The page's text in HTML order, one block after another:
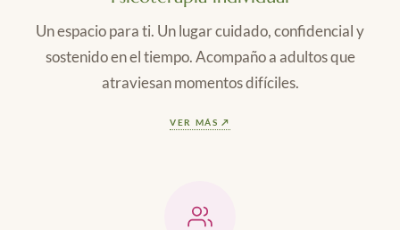
Un espacio para ti. Un lugar cuidado, confidencial y
sostenido en el tiempo. Acompaño a adultos que
atraviesan momentos difíciles.
VER MÁS ↗